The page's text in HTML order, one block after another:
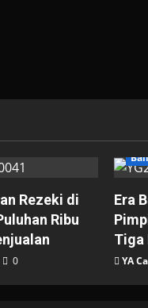
Rezeki di
Ribu
0
Era
Tiga
YA